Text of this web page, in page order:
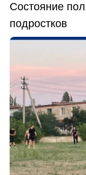
Состояние
подростков